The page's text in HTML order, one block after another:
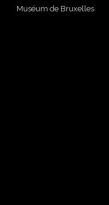
Muséum de Bruxelles